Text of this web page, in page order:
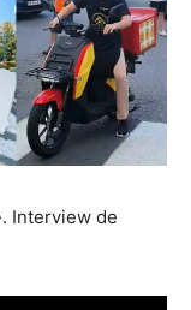
Interview de